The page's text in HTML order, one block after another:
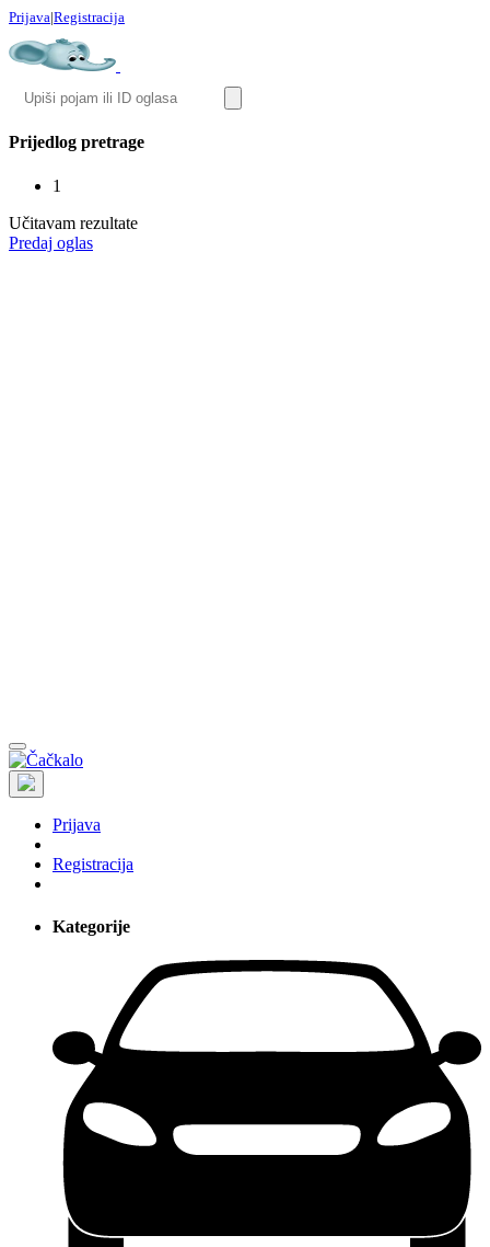
Prijava|Registracija
Prijedlog pretrage
1
Učitavam rezultate
Predaj oglas
Prijava
Registracija
Kategorije